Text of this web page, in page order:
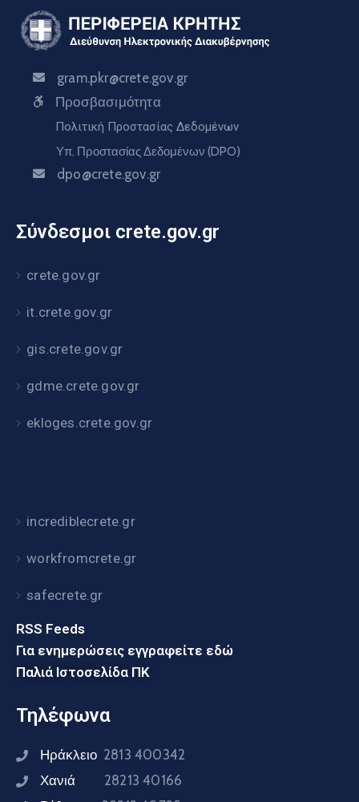
gram.pkr@crete.gov.gr
Προσβασιμότητα
Πολιτική Προστασίας Δεδομένων
Υπ. Προστασίας Δεδομένων (DPO)
dpo@crete.gov.gr
Σύνδεσμοι crete.gov.gr
crete.gov.gr
it.crete.gov.gr
gis.crete.gov.gr
gdme.crete.gov.gr
ekloges.crete.gov.gr
incrediblecrete.gr
workfromcrete.gr
safecrete.gr
RSS Feeds
Για ενημερώσεις εγγραφείτε εδώ
Παλιά Ιστοσελίδα ΠΚ
Τηλέφωνα
Ηράκλειο 2813 400342
Χανιά 28213 40166